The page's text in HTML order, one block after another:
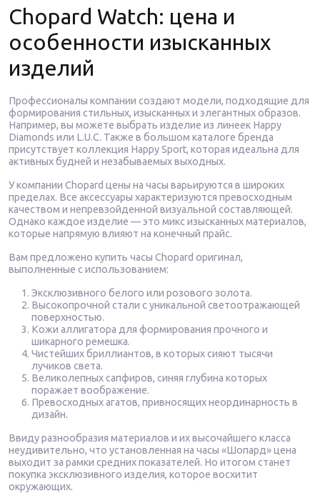
Chopard Watch: цена и
особенности изысканных
изделий
Профессионалы компании создают модели, подходящие для
формирования стильных, изысканных и элегантных образов.
Например, вы можете выбрать изделие из линеек Happy
Diamonds или L.U.C. Также в большом каталоге бренда
присутствует коллекция Happy Sport, которая идеальна для
активных будней и незабываемых выходных.
У компании Chopard цены на часы варьируются в широких
пределах. Все аксессуары характеризуются превосходным
качеством и непревзойденной визуальной составляющей.
Однако каждое изделие — это микс изысканных материалов,
которые напрямую влияют на конечный прайс.
Вам предложено купить часы Chopard оригинал,
выполненные с использованием:
Эксклюзивного белого или розового золота.
Высокопрочной стали с уникальной светоотражающей
поверхностью.
Кожи аллигатора для формирования прочного и
шикарного ремешка.
Чистейших бриллиантов, в которых сияют тысячи
лучиков света.
Великолепных сапфиров, синяя глубина которых
поражает воображение.
Превосходных агатов, привносящих неординарность в
дизайн.
Ввиду разнообразия материалов и их высочайшего класса
неудивительно, что установленная на часы «Шопард» цена
выходит за рамки средних показателей. Но итогом станет
покупка эксклюзивного изделия, которое восхитит
окружающих.